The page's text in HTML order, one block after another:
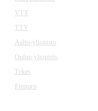
VTT
TTY
Aalto-yliopisto
Oulun yliopisto
Tekes
Finnpro